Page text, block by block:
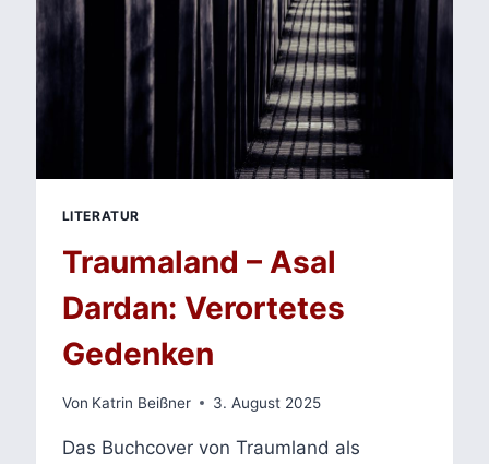
LITERATUR
Traumaland – Asal
Dardan: Verortetes
Gedenken
Von Katrin Beißner 3. August 2025
Das Buchcover von Traumland als